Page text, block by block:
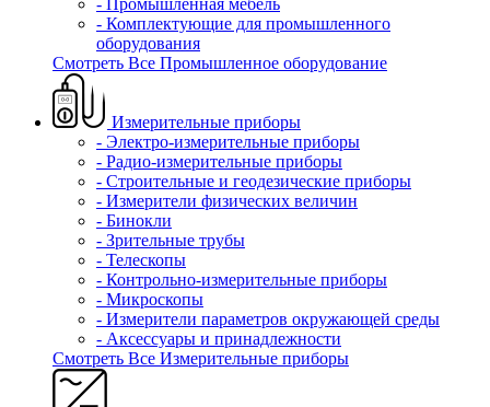
- Промышленная мебель
- Комплектующие для промышленного
оборудования
Смотреть Все Промышленное оборудование
Измерительные приборы
- Электро-измерительные приборы
- Радио-измерительные приборы
- Строительные и геодезические приборы
- Измерители физических величин
- Бинокли
- Зрительные трубы
- Телескопы
- Контрольно-измерительные приборы
- Микроскопы
- Измерители параметров окружающей среды
- Аксессуары и принадлежности
Смотреть Все Измерительные приборы